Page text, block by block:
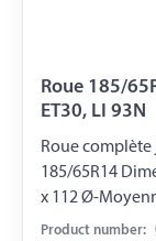
Roue 185/
ET30, LI 93N
Roue
185/65R14
x 112 Ø-
charge 650 kg
Product number: